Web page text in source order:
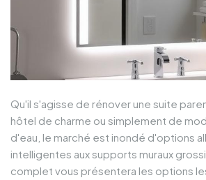
Qu'il s'agisse de rénover une suite
hôtel de charme ou simplement de
d'eau, le marché est inondé d'options
intelligentes aux supports muraux
complet vous présentera les options